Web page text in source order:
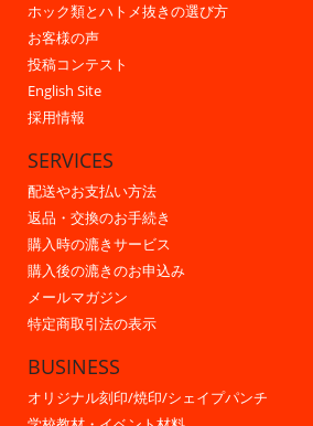
ホック類とハトメ抜きの選び方
お客様の声
投稿コンテスト
English Site
採用情報
SERVICES
配送やお支払い方法
返品・交換のお手続き
購入時の漉きサービス
購入後の漉きのお申込み
メールマガジン
特定商取引法の表示
BUSINESS
オリジナル刻印/焼印/シェイプパンチ